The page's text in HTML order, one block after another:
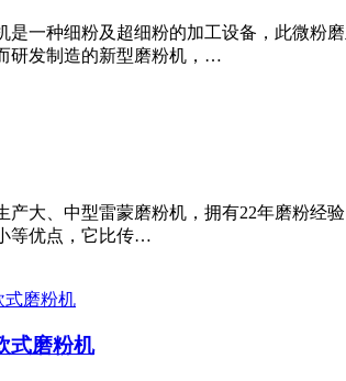
是一种细粉及超细粉的加工设备，此微粉
研发制造的新型磨粉机，…
产大、中型雷蒙磨粉机，拥有22年磨粉经
等优点，它比传…
式磨粉机